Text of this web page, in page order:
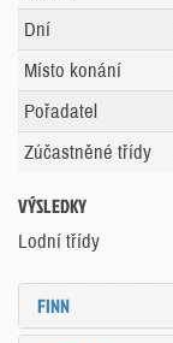
Dní
Místo konání
Pořadatel
Zúčastněné třídy
VÝSLEDKY
Lodní třídy
FINN